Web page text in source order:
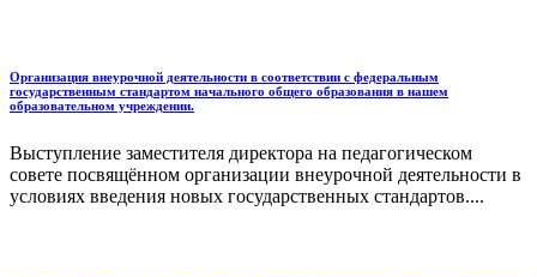
Организация внеурочной деятельности в соответствии с федеральным
государственным стандартом начального общего образования в нашем
образовательном учреждении.
Выступление заместителя директора на педагогическом
совете посвящённом организации внеурочной деятельности в
условиях введения новых государственных стандартов....